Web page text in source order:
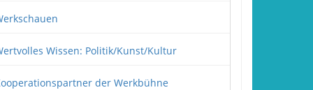
Wissen: Politik/Kunst/Kultur
der Werkbühne